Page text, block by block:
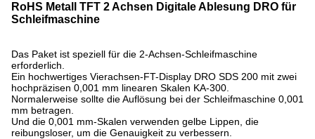
RoHS Metall TFT 2 Achsen Digitale Ablesung DRO für
Schleifmaschine
Das Paket ist speziell für die 2-Achsen-Schleifmaschine
erforderlich.
Ein hochwertiges Vierachsen-FT-Display DRO SDS 200 mit zwei
hochpräzisen 0,001 mm linearen Skalen KA-300.
Normalerweise sollte die Auflösung bei der Schleifmaschine 0,001
mm betragen.
Und die 0,001 mm-Skalen verwenden gelbe Lippen, die
reibungsloser, um die Genauigkeit zu verbessern.